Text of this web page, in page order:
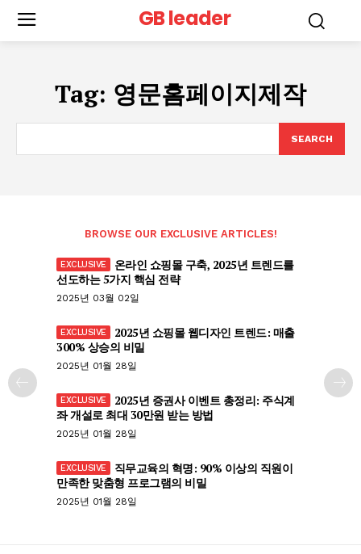
GB leader
Tag: 영문홈페이지제작
SEARCH
BROWSE OUR EXCLUSIVE ARTICLES!
온라인 쇼핑몰 구축, 2025년 트렌드를
선도하는 5가지 핵심 전략
2025년 03월 02일
2025년 쇼핑몰 웹디자인 트렌드: 매출
300% 상승의 비밀
2025년 01월 28일
2025년 증권사 이벤트 총정리: 주식계
좌 개설로 최대 30만원 받는 방법
2025년 01월 28일
직무교육의 혁명: 90% 이상의 직원이
만족한 맞춤형 프로그램의 비밀
2025년 01월 28일